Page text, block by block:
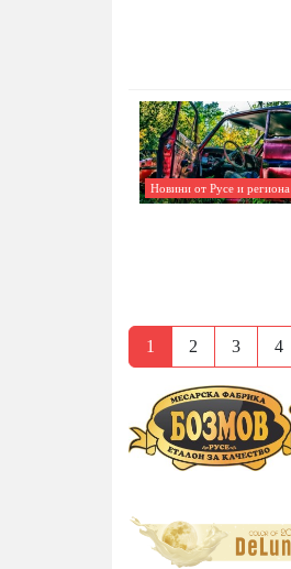
Новини от Русе и региона
1 2 3 4